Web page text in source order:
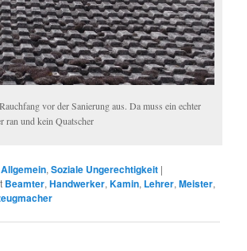
vor der Sanierung aus. Da muss ein echter
ran und kein Quatscher
Allgemein,Soziale Ungerechtigkeit |
Beamter,Handwerker,Kamin, Lehrer,Meister,